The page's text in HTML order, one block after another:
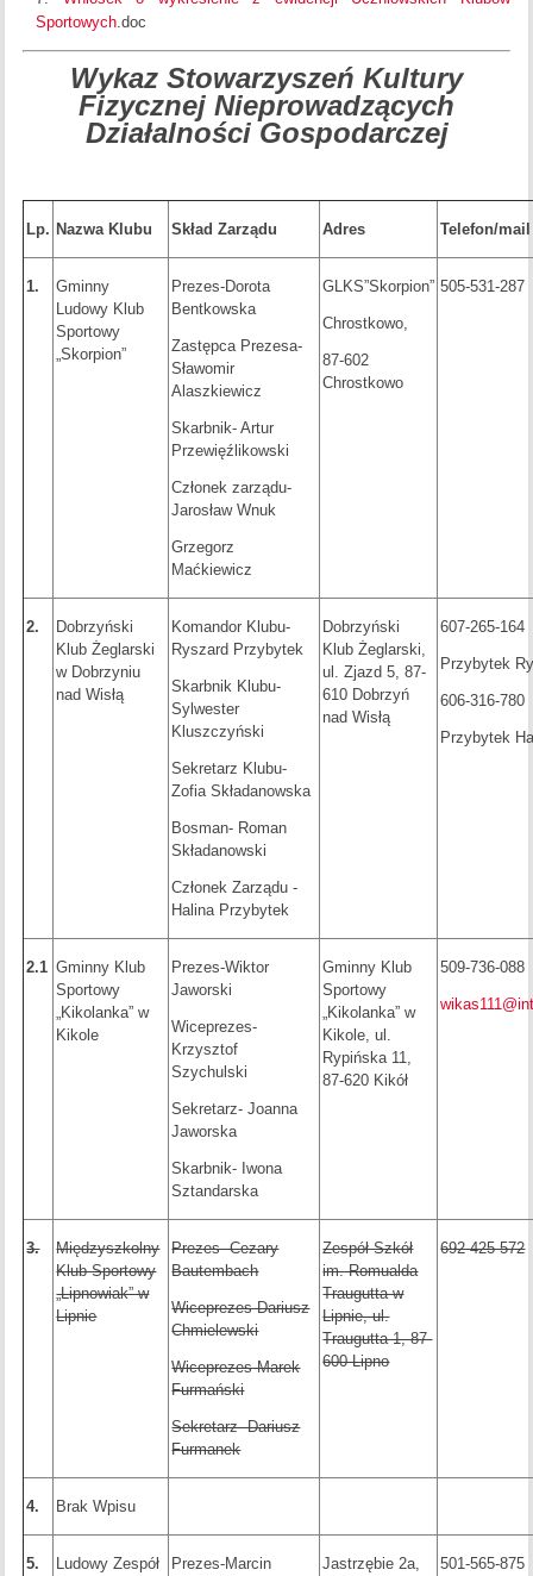
Sportowych.doc
Wykaz Stowarzyszeń Kultury
Fizycznej Nieprowadzących
Działalności Gospodarczej
Lp. Nazwa Klubu Skład Zarządu Adres Telefon/mail
1.
Gminny
Ludowy Klub
Sportowy
„Skorpion”
Prezes-Dorota
Bentkowska
Zastępca Prezesa-
Sławomir
Alaszkiewicz
Skarbnik- Artur
Przewięźlikowski
Członek zarządu-
Jarosław Wnuk
Grzegorz
Maćkiewicz
GLKS”Skorpion”
Chrostkowo,
87-602
Chrostkowo
505-531-287
2.
Dobrzyński
Klub Żeglarski
w Dobrzyniu
nad Wisłą
Komandor Klubu-
Ryszard Przybytek
Skarbnik Klubu-
Sylwester
Kluszczyński
Sekretarz Klubu-
Zofia Składanowska
Bosman- Roman
Składanowski
Członek Zarządu -
Halina Przybytek
Dobrzyński
Klub Żeglarski,
ul. Zjazd 5, 87-
610 Dobrzyń
nad Wisłą
607-265-164
Przybytek
606-316-780
Przybytek
2.1 Gminny Klub
Sportowy
„Kikolanka” w
Kikole
Prezes-Wiktor
Jaworski
Wiceprezes-
Krzysztof
Szychulski
Sekretarz- Joanna
Jaworska
Skarbnik- Iwona
Sztandarska
Gminny Klub
Sportowy
„Kikolanka” w
Kikole, ul.
Rypińska 11,
87-620 Kikół
509-736-088
3.
Międzyszkolny
Klub Sportowy
„Lipnowiak” w
Lipnie
Prezes- Cezary
Bautembach
Wiceprezes-Dariusz
Chmielewski
Wiceprezes-Marek
Furmański
Sekretarz- Dariusz
Furmanek
Zespół Szkół
im. Romualda
Traugutta w
Lipnie, ul.
Traugutta 1, 87-
600 Lipno
692-425-572
4. Brak Wpisu
5.
Ludowy Zespół
Prezes-Marcin
Jastrzębie 2a,
501-565-875